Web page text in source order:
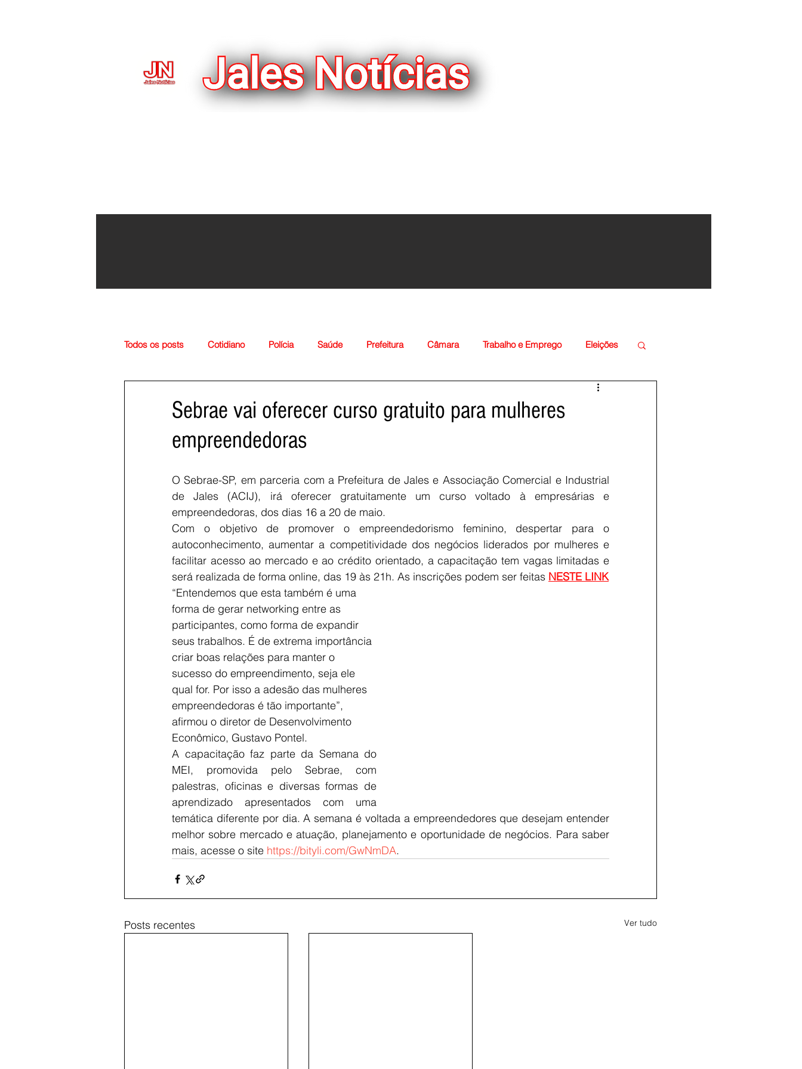
Todos os posts Cotidiano Polícia Saúde Prefeitura Câmara Trabalho e Emprego Eleições
Sebrae vai oferecer curso gratuito para mulheres
empreendedoras
O Sebrae-SP, em parceria com a Prefeitura de Jales e Associação Comercial e Industrial
de Jales (ACIJ), irá oferecer gratuitamente um curso voltado à empresárias e
empreendedoras, dos dias 16 a 20 de maio.
Com o objetivo de promover o empreendedorismo feminino, despertar para o
autoconhecimento, aumentar a competitividade dos negócios liderados por mulheres e
facilitar acesso ao mercado e ao crédito orientado, a capacitação tem vagas limitadas e
será realizada de forma online, das 19 às 21h. As inscrições podem ser feitas NESTE LINK
“Entendemos que esta também é uma
forma de gerar networking entre as
participantes, como forma de expandir
seus trabalhos. É de extrema importância
criar boas relações para manter o
sucesso do empreendimento, seja ele
qual for. Por isso a adesão das mulheres
empreendedoras é tão importante”,
afirmou o diretor de Desenvolvimento
Econômico, Gustavo Pontel.
A capacitação faz parte da Semana do
MEI, promovida pelo Sebrae, com
palestras, oficinas e diversas formas de
aprendizado apresentados com uma
temática diferente por dia. A semana é voltada a empreendedores que desejam entender
melhor sobre mercado e atuação, planejamento e oportunidade de negócios. Para saber
mais, acesse o site https://bityli.com/GwNmDA.
Posts recentes Ver tudo